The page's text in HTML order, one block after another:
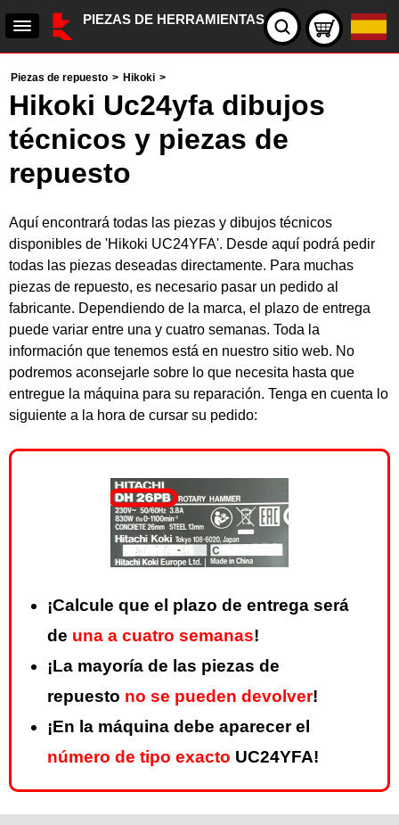
PIEZAS DE HERRAMIENTAS
Piezas de repuesto > Hikoki >
Hikoki Uc24yfa dibujos
técnicos y piezas de
repuesto
Aquí encontrará todas las piezas y dibujos técnicos
disponibles de 'Hikoki UC24YFA'. Desde aquí podrá pedir
todas las piezas deseadas directamente. Para muchas
piezas de repuesto, es necesario pasar un pedido al
fabricante. Dependiendo de la marca, el plazo de entrega
puede variar entre una y cuatro semanas. Toda la
información que tenemos está en nuestro sitio web. No
podremos aconsejarle sobre lo que necesita hasta que
entregue la máquina para su reparación. Tenga en cuenta lo
siguiente a la hora de cursar su pedido:
¡Calcule que el plazo de entrega será
de una a cuatro semanas!
¡La mayoría de las piezas de
repuesto no se pueden devolver!
¡En la máquina debe aparecer el
número de tipo exacto UC24YFA!